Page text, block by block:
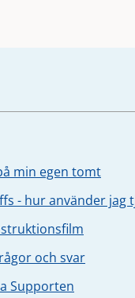
min egen tomt
- hur använder jag
och svar
Supporten